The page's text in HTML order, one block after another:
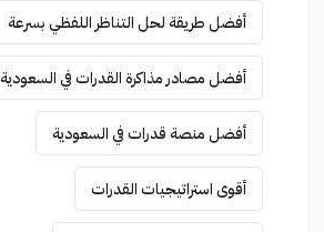
أفضل طريقة لحل التناظر اللفظي بسرعة
أفضل مصادر مذاكرة القدرات في السعودية
أفضل منصة قدرات في السعودية
أقوى استراتيجيات القدرات